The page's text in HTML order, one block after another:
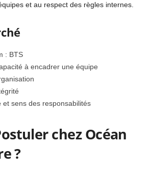
et au respect des règles internes.
: BTS
à encadrer une équipe
et sens des responsabilités
chez Océan
?